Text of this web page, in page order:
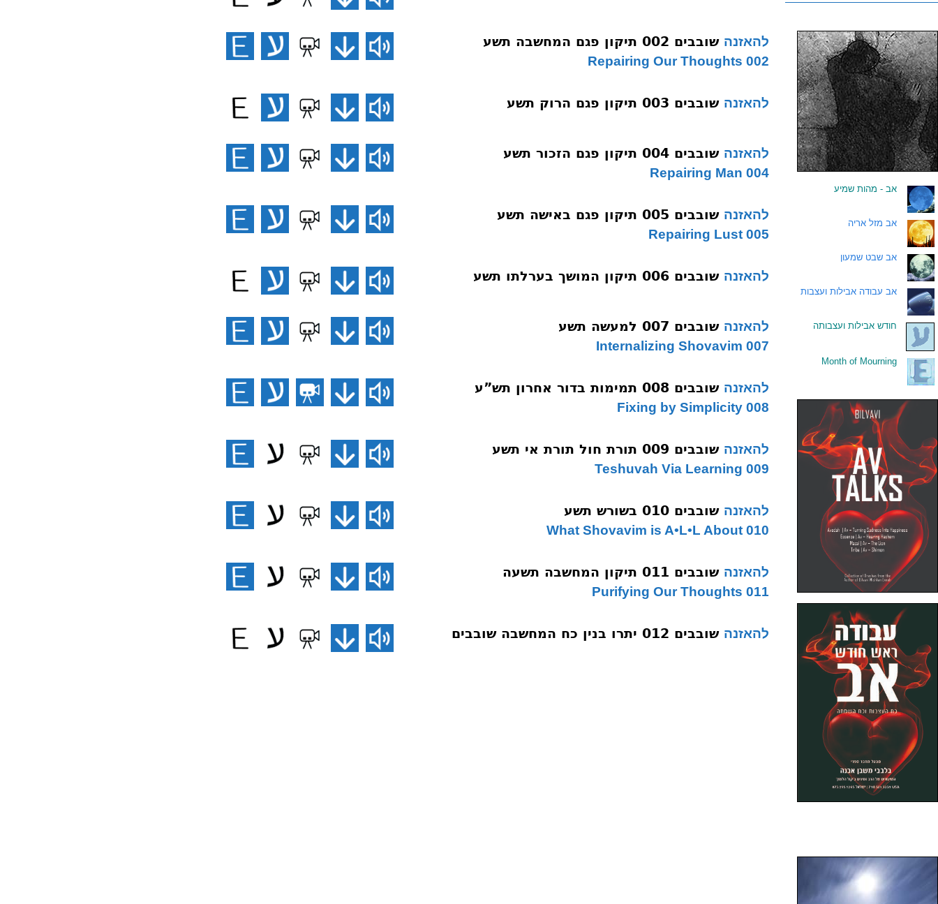
להאזנה שובבים 002 תיקון פגם המחשבה תשע
002 Repairing Our Thoughts
להאזנה שובבים 003 תיקון פגם הרוק תשע
להאזנה שובבים 004 תיקון פגם הזכור תשע
004 Repairing Man
להאזנה שובבים 005 תיקון פגם באישה תשע
005 Repairing Lust
להאזנה שובבים 006 תיקון המושך בערלתו תשע
להאזנה שובבים 007 למעשה תשע
007 Internalizing Shovavim
להאזנה שובבים 008 תמימות בדור אחרון תש”ע
008 Fixing by Simplicity
להאזנה שובבים 009 תורת חול תורת אי תשע
009 Teshuvah Via Learning
להאזנה שובבים 010 בשורש תשע
010 What Shovavim is A•L•L About
להאזנה שובבים 011 תיקון המחשבה תשעה
011 Purifying Our Thoughts
להאזנה שובבים 012 יתרו בנין כח המחשבה שובבים
אב - מהות שמיע
אב מזל אריה
אב שבט שמעון
אב עבודה אבילות ועצבות
חודש אבילות ועצבותה
Month of Mourning